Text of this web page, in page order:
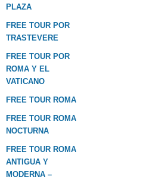
PLAZA
FREE TOUR POR
TRASTEVERE
FREE TOUR POR
ROMA Y EL
VATICANO
FREE TOUR ROMA
FREE TOUR ROMA
NOCTURNA
FREE TOUR ROMA
ANTIGUA Y
MODERNA –